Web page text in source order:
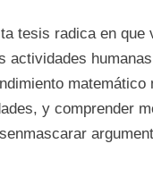
tesis radica en
actividades
y comprender